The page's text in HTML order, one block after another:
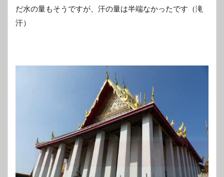
だ水の量もそうですが、汗の量は半端なかったです（滝
汗）